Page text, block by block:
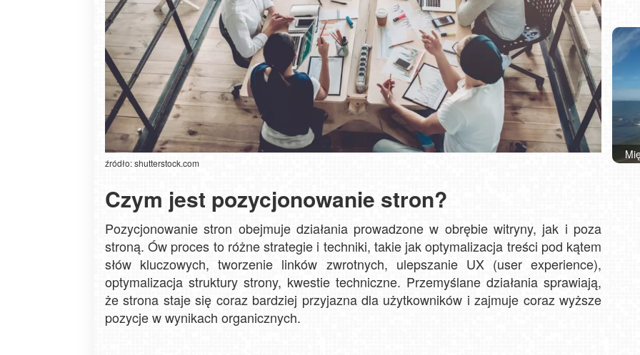
źródło: shutterstock.com
Czym jest pozycjonowanie stron?
Pozycjonowanie stron obejmuje działania prowadzone w obrębie witryny, jak i poza
stroną. Ów proces to różne strategie i techniki, takie jak optymalizacja treści pod kątem
słów kluczowych, tworzenie linków zwrotnych, ulepszanie UX (user experience),
optymalizacja struktury strony, kwestie techniczne. Przemyślane działania sprawiają,
że strona staje się coraz bardziej przyjazna dla użytkowników i zajmuje coraz wyższe
pozycje w wynikach organicznych.